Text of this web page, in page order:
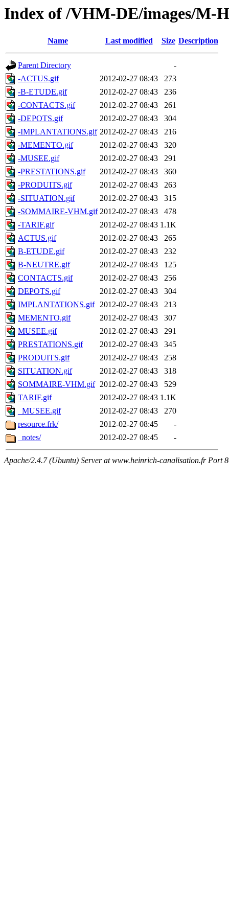
Index of /VHM-DE/images/M-
Name Last modified Size Description
Parent Directory
-
-ACTUS.gif
2012-02-27 08:43
273
-B-ETUDE.gif
2012-02-27 08:43
236
-CONTACTS.gif
2012-02-27 08:43
261
-DEPOTS.gif
2012-02-27 08:43
304
-IMPLANTATIONS.gif 2012-02-27 08:43
216
-MEMENTO.gif
2012-02-27 08:43
320
-MUSEE.gif
2012-02-27 08:43
291
-PRESTATIONS.gif
2012-02-27 08:43
360
-PRODUITS.gif
2012-02-27 08:43
263
-SITUATION.gif
2012-02-27 08:43
315
-SOMMAIRE-VHM.gif 2012-02-27 08:43
478
-TARIF.gif
2012-02-27 08:43 1.1K
ACTUS.gif
2012-02-27 08:43
265
B-ETUDE.gif
2012-02-27 08:43
232
B-NEUTRE.gif
2012-02-27 08:43
125
CONTACTS.gif
2012-02-27 08:43
256
DEPOTS.gif
2012-02-27 08:43
304
IMPLANTATIONS.gif 2012-02-27 08:43
213
MEMENTO.gif
2012-02-27 08:43
307
MUSEE.gif
2012-02-27 08:43
291
PRESTATIONS.gif
2012-02-27 08:43
345
PRODUITS.gif
2012-02-27 08:43
258
SITUATION.gif
2012-02-27 08:43
318
SOMMAIRE-VHM.gif 2012-02-27 08:43
529
TARIF.gif
2012-02-27 08:43 1.1K
_MUSEE.gif
2012-02-27 08:43
270
resource.frk/
2012-02-27 08:45
-
_notes/
2012-02-27 08:45 -
Apache/2.4.7 (Ubuntu) Server at www.heinrich-canalisation.fr Port